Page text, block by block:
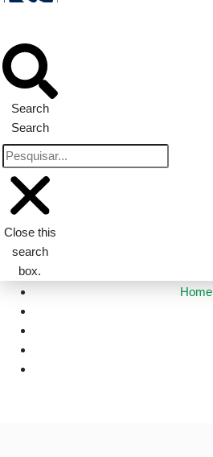
Search
Search
Close this
search
box.
Home